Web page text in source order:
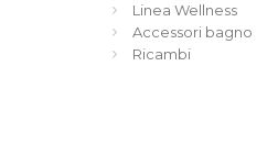
Linea Wellness
Accessori bagno
Ricambi